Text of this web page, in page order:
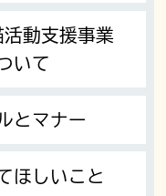
動支援事業
いて
とマナー
ほしいこと